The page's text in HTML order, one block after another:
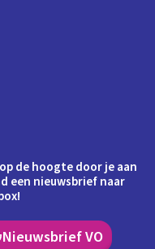
de hoogte door je aan
een nieuwsbrief naar
Nieuwsbrief VO